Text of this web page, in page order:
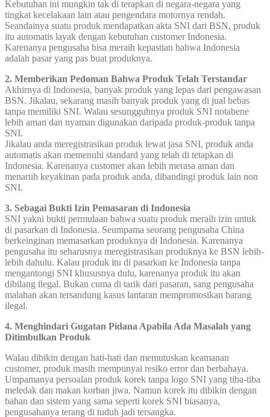
Kebutuhan ini mungkin tak di terapkan di negara-negara yang
tingkat kecelakaan lain atau pengendara motornya rendah.
Seandainya suatu produk mendapatkan akta SNI dari BSN, produk
itu automatis layak dengan kebutuhan customer Indonesia.
Karenanya pengusaha bisa meraih kepastian bahwa Indonesia
adalah pasar yang pas buat produknya.
2. Memberikan Pedoman Bahwa Produk Telah Terstandar
Akhirnya di Indonesia, banyak produk yang lepas dari pengawasan
BSN. Jikalau, sekarang masih banyak produk yang di jual bebas
tanpa memiliki SNI. Walau sesungguhnya produk SNI notabene
lebih aman dan nyaman digunakan daripada produk-produk tanpa
SNI.
Jikalau anda meregistrasikan produk lewat jasa SNI, produk anda
automatis akan memenuhi standard yang telah di tetapkan di
Indonesia. Karenanya customer akan lebih merasa aman dan
menaruh keyakinan pada produk anda, dibandingi produk lain non
SNI.
3. Sebagai Bukti Izin Pemasaran di Indonesia
SNI yakni bukti permulaan bahwa suatu produk meraih izin untuk
di pasarkan di Indonesia. Seumpama seorang pengusaha China
berkeinginan memasarkan produknya di Indonesia. Karenanya
pengusaha itu seharusnya meregistrasikan produknya ke BSN lebih-
lebih dahulu. Kalau produk itu di pasarkan ke Indonesia tanpa
mengantongi SNI khususnya dulu, karenanya produk itu akan
dibilang ilegal. Bukan cuma di tarik dari pasaran, sang pengusaha
malahan akan tersandung kasus lantaran mempromosikan barang
ilegal.
4. Menghindari Gugatan Pidana Apabila Ada Masalah yang
Ditimbulkan Produk
Walau dibikin dengan hati-hati dan memutuskan keamanan
customer, produk masih mempunyai resiko error dan berbahaya.
Umpamanya persoalan produk korek tanpa logo SNI yang tiba-tiba
meledak dan makan korban jiwa. Namun korek itu dibikin dengan
bahan dan sistem yang sama seperti korek SNI biasanya,
pengusahanya terang di tuduh jadi tersangka.